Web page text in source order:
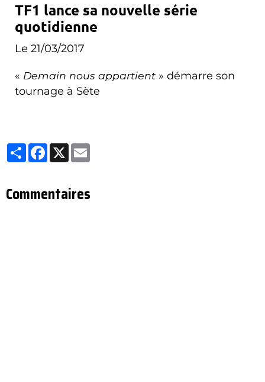
TF1 lance sa nouvelle série
quotidienne
Le 21/03/2017
« Demain nous appartient » démarre son
tournage à Sète
Partager
Facebook
X
Commentaires